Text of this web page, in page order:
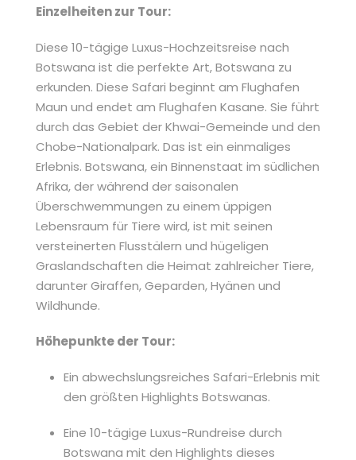
Einzelheiten zur Tour:
Diese 10-tägige Luxus-Hochzeitsreise nach
Botswana ist die perfekte Art, Botswana zu
erkunden. Diese Safari beginnt am Flughafen
Maun und endet am Flughafen Kasane. Sie führt
durch das Gebiet der Khwai-Gemeinde und den
Chobe-Nationalpark. Das ist ein einmaliges
Erlebnis. Botswana, ein Binnenstaat im südlichen
Afrika, der während der saisonalen
Überschwemmungen zu einem üppigen
Lebensraum für Tiere wird, ist mit seinen
versteinerten Flusstälern und hügeligen
Graslandschaften die Heimat zahlreicher Tiere,
darunter Giraffen, Geparden, Hyänen und
Wildhunde.
Höhepunkte der Tour:
Ein abwechslungsreiches Safari-Erlebnis mit
den größten Highlights Botswanas.
Eine 10-tägige Luxus-Rundreise durch
Botswana mit den Highlights dieses